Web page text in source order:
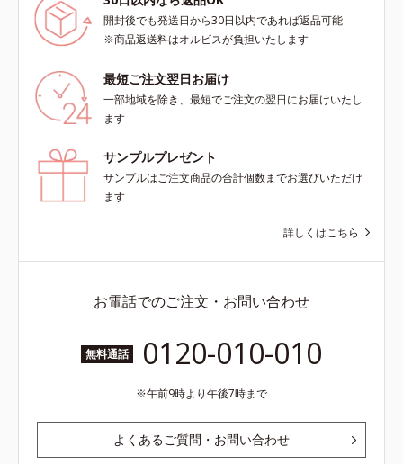
開封後でも発送日から30日以内であれば返品可能
※商品返送料はオルビスが負担いたします
最短ご注文翌日お届け
一部地域を除き、最短でご注文の翌日にお届けいたし
ます
サンプルプレゼント
サンプルはご注文商品の合計個数までお選びいただけ
ます
詳しくはこちら
お電話でのご注文・お問い合わせ
無料通話 0120-010-010
午前9時より午後7時まで
よくあるご質問・お問い合わせ